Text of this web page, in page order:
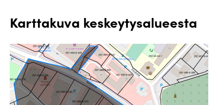
Karttakuva keskeytysalueesta